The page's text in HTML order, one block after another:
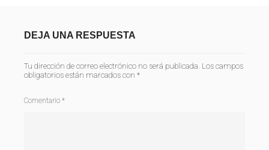
DEJA UNA RESPUESTA
Tu dirección de correo electrónico no será publicada. Los campos
obligatorios están marcados con *
Comentario *